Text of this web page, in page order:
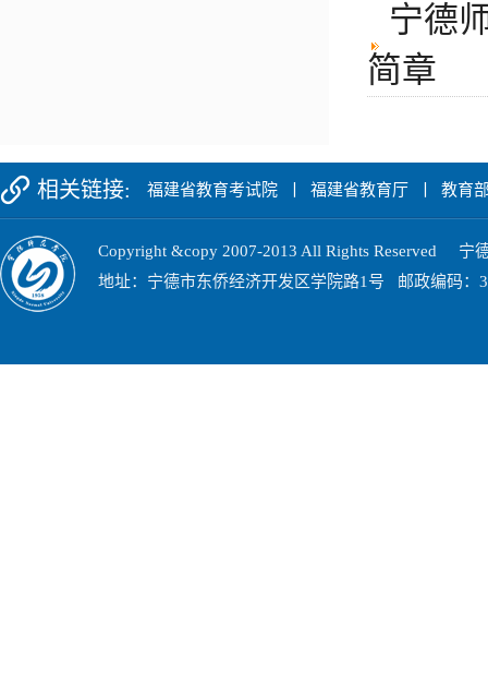
宁德
简章
相关链接: 福建省教育考试院 福建省教育厅 教育
Copyright &copy 2007-2013 All Rights Reserved 宁
地址：宁德市东侨经济开发区学院路1号 邮政编码